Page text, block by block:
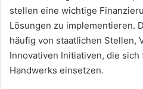
stellen eine wichtige
Lösungen zu implementieren.
häufig von staatlichen Stellen,
Innovativen Initiativen, die
Handwerks einsetzen.